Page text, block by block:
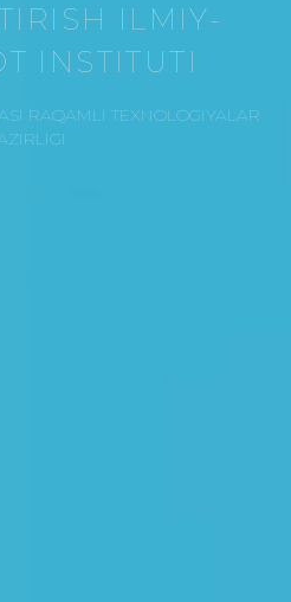
ILMIY-
INSTITUTI
RAQAMLI TEXNOLOGIYALAR